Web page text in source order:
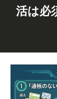
活は必